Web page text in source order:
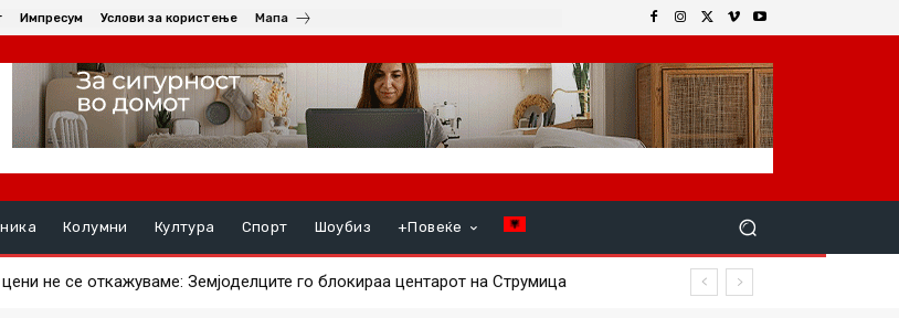
Импресум Услови за користење Мапа
Колумни Култура Спорт Шоубиз +Повеќе
не се откажуваме: Земјоделците го блокираа центарот на Струмица
за штипјани е поисплатливо?